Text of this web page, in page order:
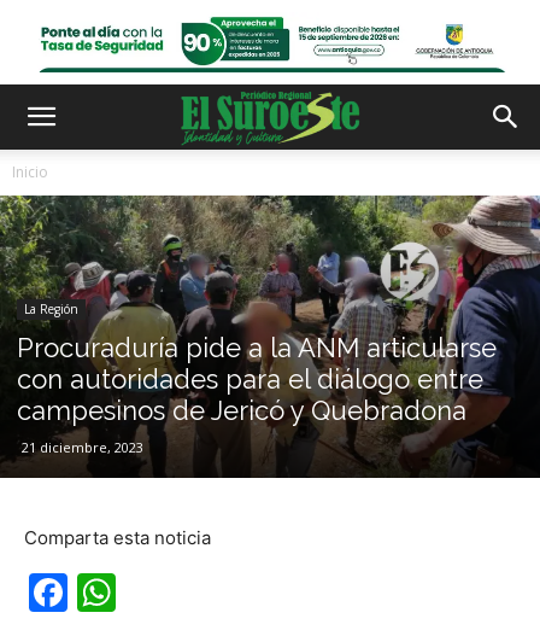
Inicio
La Región
Procuraduría pide a la ANM articularse
con autoridades para el diálogo entre
campesinos de Jericó y Quebradona
21 diciembre, 2023
Comparta esta noticia
Facebook